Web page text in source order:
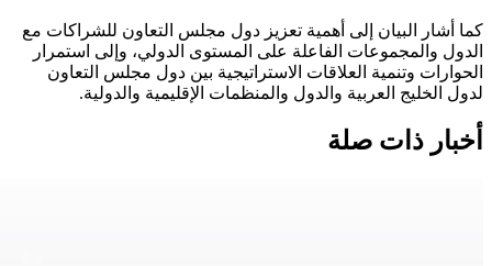
كما أشار البيان إلى أهمية تعزيز دول مجلس التعاون للشراكات مع
الدول والمجموعات الفاعلة على المستوى الدولي، وإلى استمرار
الحوارات وتنمية العلاقات الاستراتيجية بين دول مجلس التعاون
لدول الخليج العربية والدول والمنظمات الإقليمية والدولية.
أخبار ذات صلة